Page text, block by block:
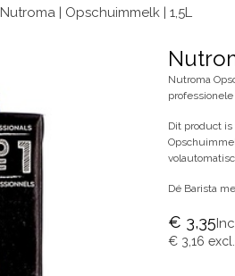
Nutroma | Opschuimmelk | 1,5L
Nutroma
Dit product
Dé Barista
€ 3,35
€ 3,16